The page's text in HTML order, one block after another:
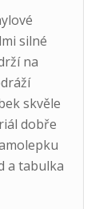
silné
na
skvěle
dobře
a tabulka